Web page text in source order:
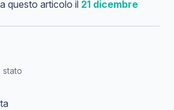
questo articolo il 21 dicembre
stato